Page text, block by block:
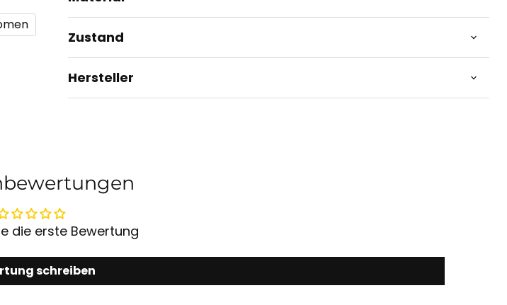
Zustand
Hersteller
die erste Bewertung
schreiben